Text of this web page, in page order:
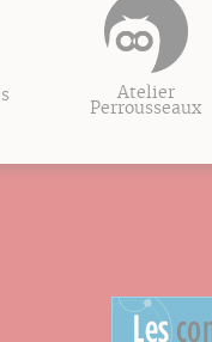
Atelier
Perrousseaux